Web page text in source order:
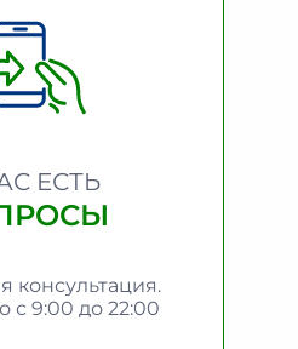
ЕСТЬ
консультация.
с 9:00 до 22:00